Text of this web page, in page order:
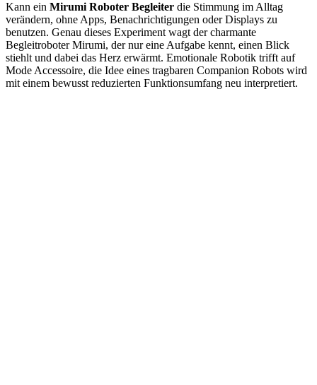
Kann ein Mirumi Roboter Begleiter die Stimmung im Alltag
verändern, ohne Apps, Benachrichtigungen oder Displays zu
benutzen. Genau dieses Experiment wagt der charmante
Begleitroboter Mirumi, der nur eine Aufgabe kennt, einen Blick
stiehlt und dabei das Herz erwärmt. Emotionale Robotik trifft auf
Mode Accessoire, die Idee eines tragbaren Companion Robots wird
mit einem bewusst reduzierten Funktionsumfang neu interpretiert.